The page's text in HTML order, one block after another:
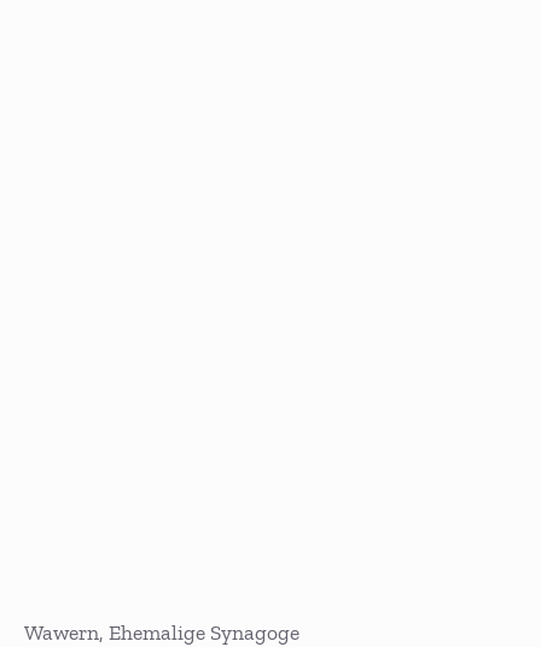
Wawern, Ehemalige Synagoge